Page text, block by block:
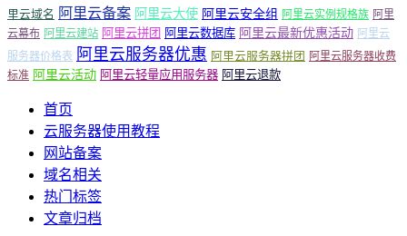
里云域名 阿里云备案 阿里云大使 阿里云安全组 阿里云实例规格族 阿里
云幕布 阿里云建站 阿里云拼团 阿里云数据库 阿里云最新优惠活动 阿里云
服务器价格表 阿里云服务器优惠 阿里云服务器拼团 阿里云服务器收费
标准 阿里云活动 阿里云轻量应用服务器 阿里云退款
首页
云服务器使用教程
网站备案
域名相关
热门标签
文章归档